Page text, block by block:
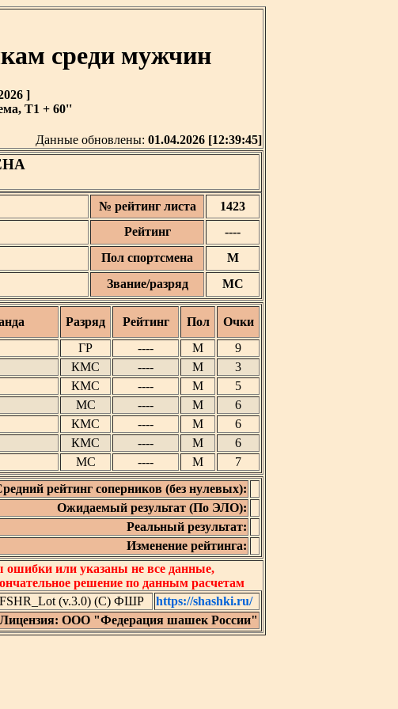
среди мужчин
]
T1 + 60''
Данные обновлены: 01.04.2026 [12:39:45]
№ рейтинг листа
1423
Рейтинг
----
Пол спортсмена
М
Звание/разряд МС
Разряд Рейтинг Пол
Очки
ГР ---- М
9
КМС ---- М
3
КМС ---- М
5
МС ---- М
6
КМС ---- М
6
КМС ---- М
6
МС ---- М
7
рейтинг соперников (без нулевых):
Ожидаемый результат (По ЭЛО):
Реальный результат:
Изменение рейтинга:
ошибки или указаны не все данные,
решение по данным расчетам
FSHR_Lot (v.3.0) (C) ФШР
https://shashki.ru/
Лицензия: ООО "Федерация шашек России"